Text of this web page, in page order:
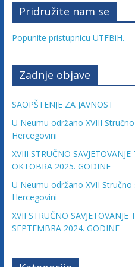
a
F
e
d
e
r
a
c
Pridružite nam se
Popunite pristupnicu UTFBiH.
Zadnje objave
SAOPŠTENJE ZA JAVNOST
U Neumu održano XVIII
Hercegovini
XVIII STRUČNO
OKTOBRA 2025. GODINE
U Neumu održano XVII
Hercegovini
XVII STRUČNO
SEPTEMBRA 2024. GODINE